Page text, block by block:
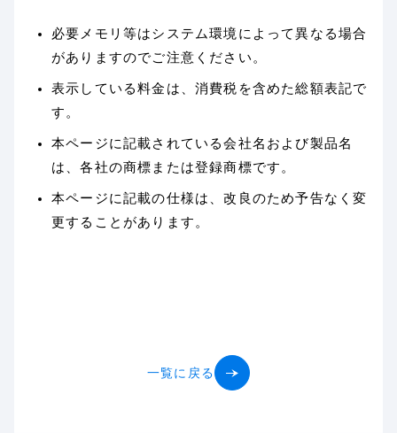
必要メモリ等はシステム環境によって異なる場合
がありますのでご注意ください。
表示している料金は、消費税を含めた総額表記で
す。
本ページに記載されている会社名および製品名
は、各社の商標または登録商標です。
本ページに記載の仕様は、改良のため予告なく変
更することがあります。
一覧に戻る